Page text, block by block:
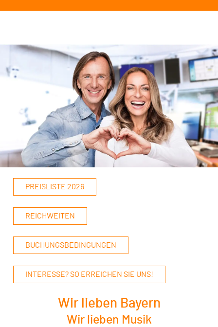
PREISLISTE 2026
REICHWEITEN
BUCHUNGSBEDINGUNGEN
INTERESSE? SO ERREICHEN SIE UNS!
Wir lieben Bayern
Wir lieben Musik